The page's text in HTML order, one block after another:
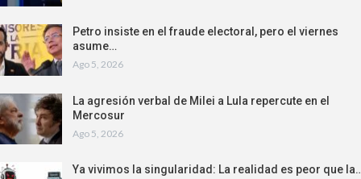
Petro insiste en el fraude electoral, pero el viernes
asume…
Ago 5, 2026
La agresión verbal de Milei a Lula repercute en el
Mercosur
Ago 5, 2026
Ya vivimos la singularidad: La realidad es peor que